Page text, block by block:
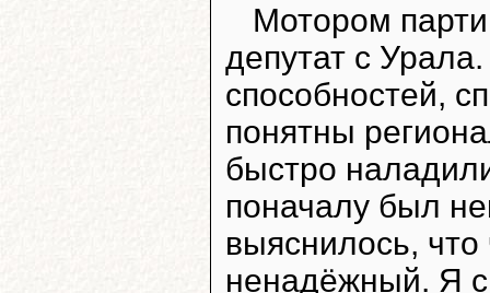
Мотором
депутат с
способностей,
понятны
быстро
поначалу был
выяснилось,
ненадёжный. Я